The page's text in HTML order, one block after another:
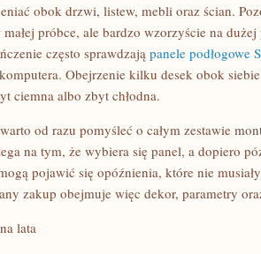
obok drzwi, listew, mebli oraz ścian.
próbce, ale bardzo wzorzyście na
często sprawdzają panele podłogowe
Obejrzenie kilku desek obok
ciemna albo zbyt chłodna.
od razu pomyśleć o całym zestawie
na tym, że wybiera się panel, a dopiero
pojawić się opóźnienia, które nie
zakup obejmuje więc dekor, parametry
lata